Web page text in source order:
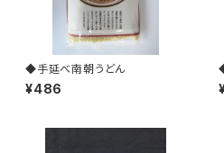
◆手延べ南朝うどん
¥486